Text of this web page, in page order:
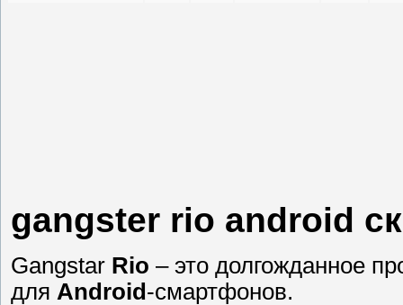
gangster rio android
Gangstar Rio – это долгожданное
для Android-смартфонов.